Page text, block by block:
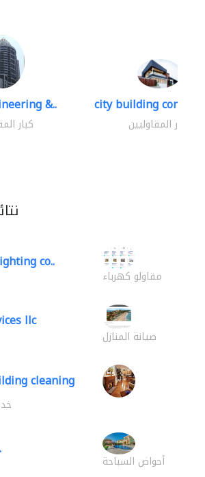
&..
كبار
city building
كبار المقاوليين
co..
مقاولو كهرباء
llc
صيانة المنازل
cleaning
أحواض السباحة